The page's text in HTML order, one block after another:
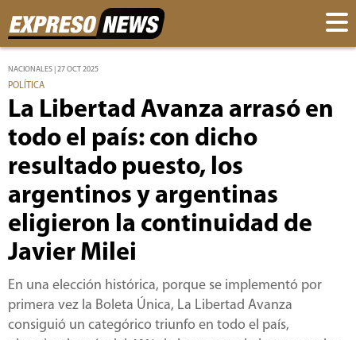
NACIONALES | 27 OCT 2025
POLÍTICA
La Libertad Avanza arrasó en
todo el país: con dicho
resultado puesto, los
argentinos y argentinas
eligieron la continuidad de
Javier Milei
En una elección histórica, porque se implementó por
primera vez la Boleta Única, La Libertad Avanza
consiguió un categórico triunfo en todo el país,